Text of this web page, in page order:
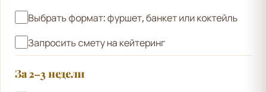
Выбрать формат: фуршет, банкет или коктейль
Запросить смету на кейтеринг
За 2–3 недели